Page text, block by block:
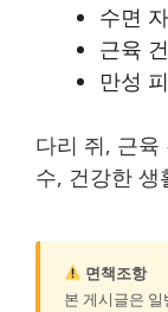
수면
근육
만성
다리 쥐, 근
수, 건강한 생
면책조항
본 게시글은